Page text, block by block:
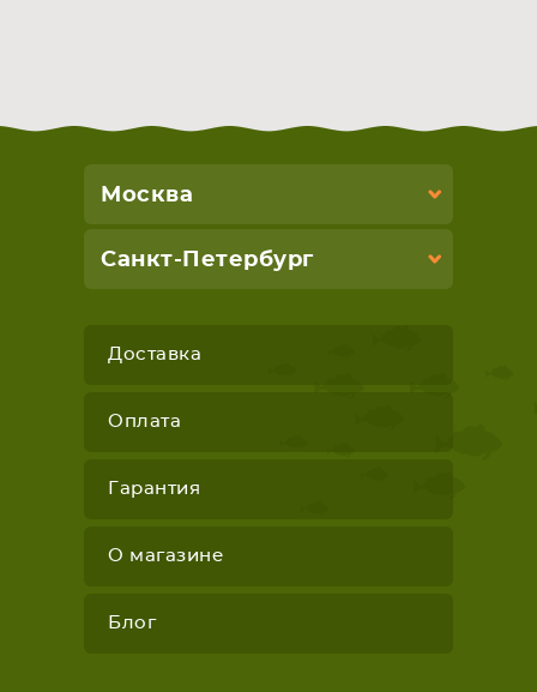
Москва
Санкт-Петербург
Доставка
Оплата
Гарантия
О магазине
Блог